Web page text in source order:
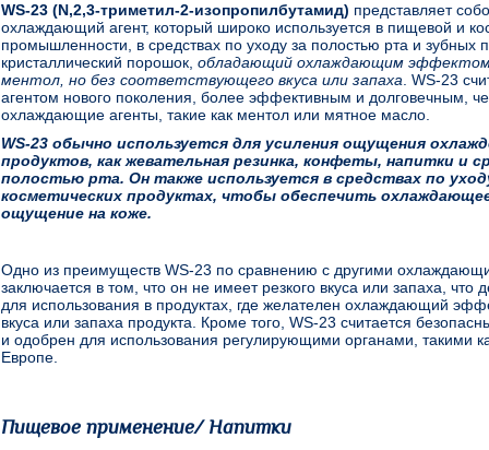
WS-23 (N,2,3-триметил-2-изопропилбутамид) представляет
охлаждающий агент, который широко используется в пищевой и
промышленности, в средствах по уходу за полостью рта и зубных
кристаллический порошок,обладающий охлаждающим
ментол, но без соответствующего вкуса или запаха . WS-23
агентом нового поколения, более эффективным и долговечным,
охлаждающие агенты, такие как ментол или мятное масло.
WS-23 обычно используется для усиления ощущения
продуктов, как жевательная резинка, конфеты, напитки и
полостью рта. Он также используется в средствах по
косметических продуктах, чтобы обеспечить
ощущение на коже.
Одно из преимуществ WS-23 по сравнению с другими
заключается в том, что он не имеет резкого вкуса или запаха, что
для использования в продуктах, где желателен охлаждающий
вкуса или запаха продукта. Кроме того, WS-23 считается
и одобрен для использования регулирующими органами, такими
Европе.
Пищевое применение/ Напитки